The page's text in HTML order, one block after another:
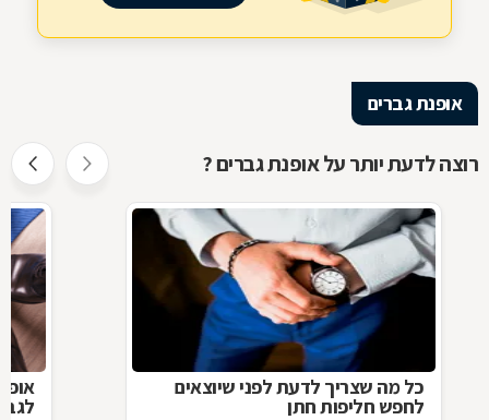
אופנת גברים
רוצה לדעת יותר על אופנת גברים ?
כל מה שצריך לדעת לפני שיוצאים
לחפש חליפות חתן